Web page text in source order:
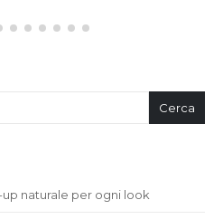
Cerca
naturale per ogni look